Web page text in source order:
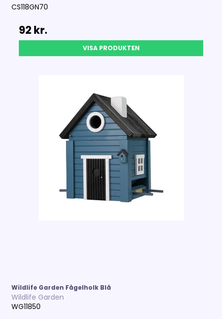
CS118GN70
92 kr.
VISA PRODUKTEN
Wildlife Garden Fågelholk Blå
Wildlife Garden
WG11850